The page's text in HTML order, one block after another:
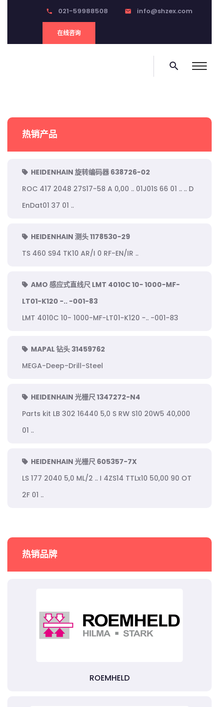
phone 021-59988508 email info@shzex.com
在线咨询
search
热销产品
HEIDENHAIN 旋转编码器 638726-02
ROC 417 2048 27S17-58 A 0,00 .. 01J01S 66 01 .. .. D
EnDat01 37 01 ..
HEIDENHAIN 测头 1178530-29
TS 460 S94 TK10 AR/I 0 RF-EN/IR ..
AMO 感应式直线尺 LMT 4010C 10- 1000-MF-
LT01-K120 -.. -001-83
LMT 4010C 10- 1000-MF-LT01-K120 -.. -001-83
MAPAL 钻头 31459762
MEGA-Deep-Drill-Steel
HEIDENHAIN 光栅尺 1347272-N4
Parts kit LB 302 16440 5,0 S RW S10 20W5 40,000
01 ..
HEIDENHAIN 光栅尺 605357-7X
LS 177 2040 5,0 ML/2 .. I 4ZS14 TTLx10 50,00 90 OT
2F 01 ..
热销品牌
ROEMHELD